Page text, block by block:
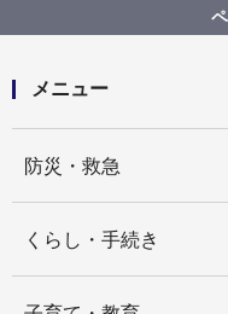
【契約結果】【
モーション業務
メニュー
防災・救急
くらし・手続き